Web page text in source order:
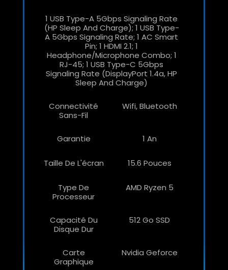
1 USB Type-A 5Gbps Signaling Rate
(HP Sleep And Charge); 1 USB Type-
A 5Gbps Signaling Rate; 1 AC Smart
Pin; 1 HDMI 2.1; 1
Headphone/microphone Combo; 1
RJ-45; 1 USB Type-C 5Gbps
Signaling Rate (DisplayPort 1.4a, HP
Sleep And Charge)
Connectivité
Sans-Fil
Wifi, Bluetooth
Garantie 1 An
Taille De L'écran 15.6 Pouces
Type De
Processeur
AMD Ryzen 5
Capacité Du
Disque Dur
512 Go SSD
Carte
Graphique
Nvidia Geforce